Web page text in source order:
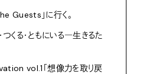
Guests」に行く。
つくる・ともにいる―生きるた
vol.1「想像力を取り戻